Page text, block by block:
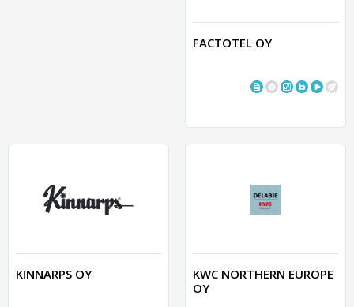
FACTOTEL OY
KINNARPS OY
KWC NORTHERN EUROPE
OY